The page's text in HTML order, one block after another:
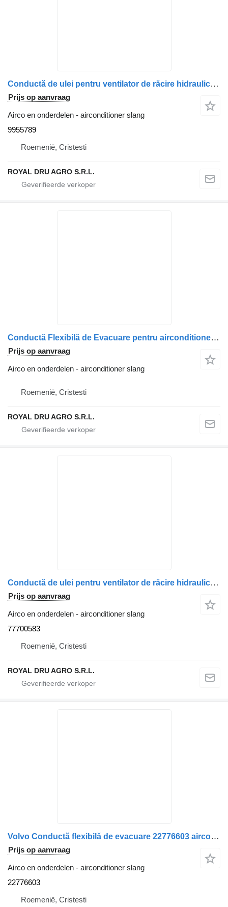
Conductă de ulei pentru ventilator de răcire hidraulic 9955789 airconditioner slang voor Volvo – vrachtwagen
Prijs op aanvraag
Airco en onderdelen - airconditioner slang
9955789
Roemenië, Cristesti
ROYAL DRU AGRO S.R.L.
Conductă Flexibilă de Evacuare pentru airconditioner slang voor Volvo – Coduri 20918996 și 20442236 vrachtwagen
Prijs op aanvraag
Airco en onderdelen - airconditioner slang
Roemenië, Cristesti
ROYAL DRU AGRO S.R.L.
Conductă de ulei pentru ventilator de răcire hidraulic 77700583 airconditioner slang voor Volvo vrachtwagen
Prijs op aanvraag
Airco en onderdelen - airconditioner slang
77700583
Roemenië, Cristesti
ROYAL DRU AGRO S.R.L.
Volvo Conductă flexibilă de evacuare 22776603 airconditioner slang voor Volvo – / 15188734 vrachtwagen
Prijs op aanvraag
Airco en onderdelen - airconditioner slang
22776603
Roemenië, Cristesti